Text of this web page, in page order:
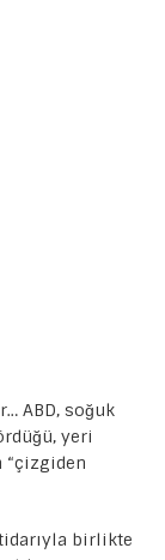
ABD, soğuk
yeri
“çizgiden
birlikte